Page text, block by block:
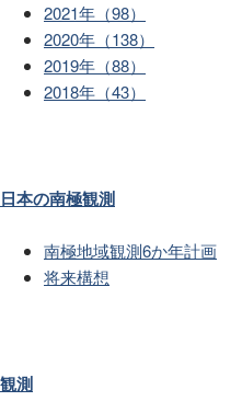
2021年（98）
2020年（138）
2019年（88）
2018年（43）
日本の南極観測
南極地域観測6か年計画
将来構想
観測